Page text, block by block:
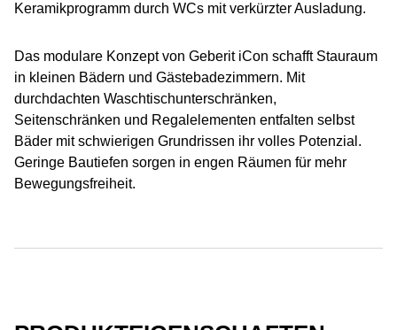
Keramikprogramm durch WCs mit verkürzter Ausladung.
Das modulare Konzept von Geberit iCon schafft Stauraum
in kleinen Bädern und Gästebadezimmern. Mit
durchdachten Waschtischunterschränken,
Seitenschränken und Regalelementen entfalten selbst
Bäder mit schwierigen Grundrissen ihr volles Potenzial.
Geringe Bautiefen sorgen in engen Räumen für mehr
Bewegungsfreiheit.